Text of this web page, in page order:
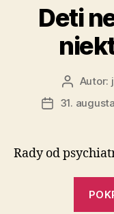
Deti
Autor
článku
Autor:
Dátum
31.
Rady od